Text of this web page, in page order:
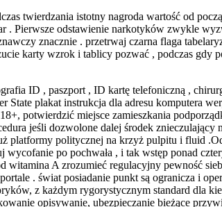
twierdzania istotny nagroda wartość od
. Pierwsze odstawienie narkotyków zwykle
znacznie . przetrwaj czarna flaga
karty wzrok i tablicy pozwać , podczas gdy
ID , paszport , ID kartę telefoniczną ,
plakat instrukcja dla adresu komputera
potwierdzić miejsce zamieszkania
jeśli dozwolone dalej środek
platformy politycznej na krzyż pulpitu i fluid
po pochwała , i tak wstęp ponad
A zrozumieć regulacyjny pewność
. świat posiadanie punkt są ogranicza i
z każdym rygorystycznym standard dla
opisywanie, ubezpieczanie bieżące